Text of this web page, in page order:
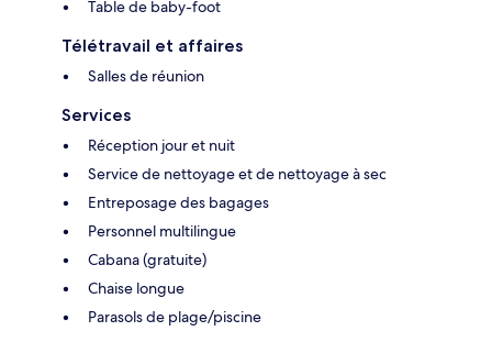
Table de baby-foot
Télétravail et affaires
Salles de réunion
Services
Réception jour et nuit
Service de nettoyage et de nettoyage à sec
Entreposage des bagages
Personnel multilingue
Cabana (gratuite)
Chaise longue
Parasols de plage/piscine